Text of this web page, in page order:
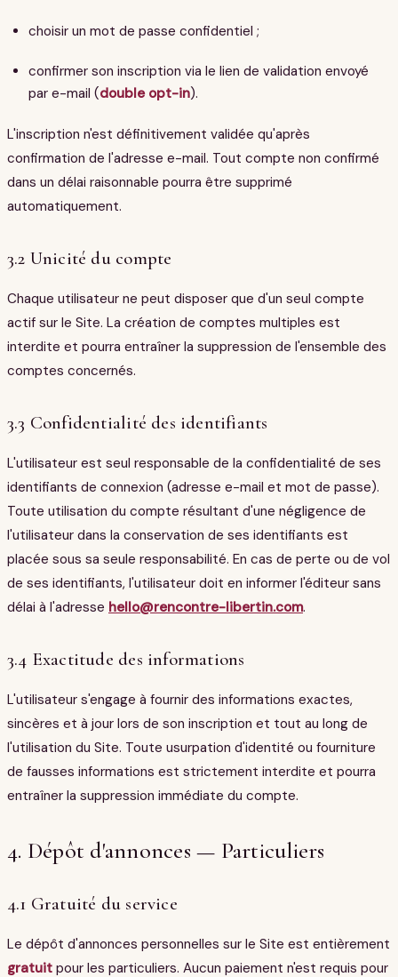
choisir un mot de passe confidentiel ;
confirmer son inscription via le lien de validation envoyé
par e-mail (double opt-in).
L'inscription n'est définitivement validée qu'après
confirmation de l'adresse e-mail. Tout compte non confirmé
dans un délai raisonnable pourra être supprimé
automatiquement.
3.2 Unicité du compte
Chaque utilisateur ne peut disposer que d'un seul compte
actif sur le Site. La création de comptes multiples est
interdite et pourra entraîner la suppression de l'ensemble des
comptes concernés.
3.3 Confidentialité des identifiants
L'utilisateur est seul responsable de la confidentialité de ses
identifiants de connexion (adresse e-mail et mot de passe).
Toute utilisation du compte résultant d'une négligence de
l'utilisateur dans la conservation de ses identifiants est
placée sous sa seule responsabilité. En cas de perte ou de vol
de ses identifiants, l'utilisateur doit en informer l'éditeur sans
délai à l'adresse hello@rencontre-libertin.com.
3.4 Exactitude des informations
L'utilisateur s'engage à fournir des informations exactes,
sincères et à jour lors de son inscription et tout au long de
l'utilisation du Site. Toute usurpation d'identité ou fourniture
de fausses informations est strictement interdite et pourra
entraîner la suppression immédiate du compte.
4. Dépôt d'annonces — Particuliers
4.1 Gratuité du service
Le dépôt d'annonces personnelles sur le Site est entièrement
gratuit pour les particuliers. Aucun paiement n'est requis pour